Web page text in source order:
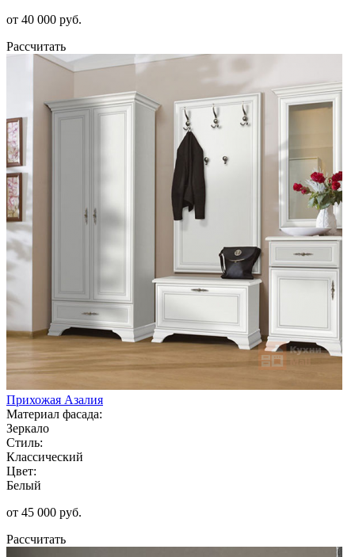
от 40 000 руб.
Рассчитать
Прихожая Азалия
Материал фасада:
Зеркало
Стиль:
Классический
Цвет:
Белый
от 45 000 руб.
Рассчитать